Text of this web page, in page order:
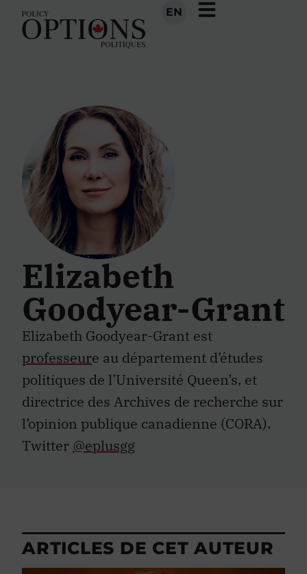
EN
Elizabeth
Goodyear-Grant
Elizabeth Goodyear-Grant est
professeure au département d’études
politiques de l’Université Queen’s, et
directrice des Archives de recherche sur
l’opinion publique canadienne (CORA).
Twitter @eplusgg
ARTICLES DE CET AUTEUR